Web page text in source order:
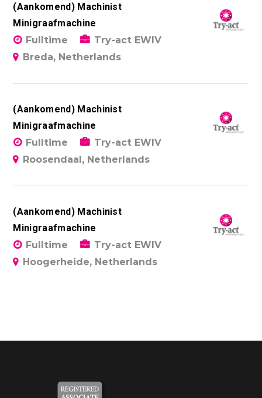
(Aankomend) Machinist
Minigraafmachine
Fulltime
Try-act EWIV
Breda, Netherlands
(Aankomend) Machinist
Minigraafmachine
Fulltime
Try-act EWIV
Roosendaal, Netherlands
(Aankomend) Machinist
Minigraafmachine
Fulltime
Try-act EWIV
Hoogerheide, Netherlands